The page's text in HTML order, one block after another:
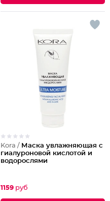
Kora / Маска увлажняющая с
гиалуроновой кислотой и
водорослями
1159 руб